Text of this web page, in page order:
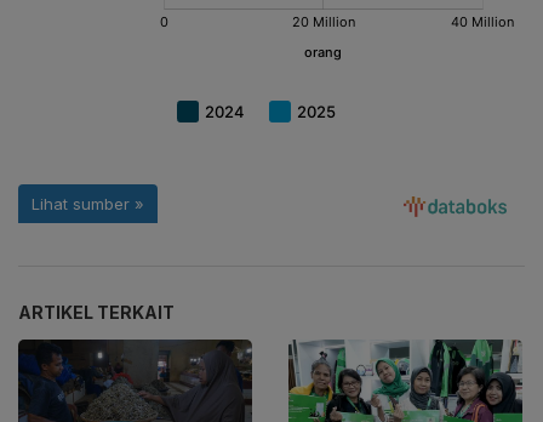
ARTIKEL TERKAIT